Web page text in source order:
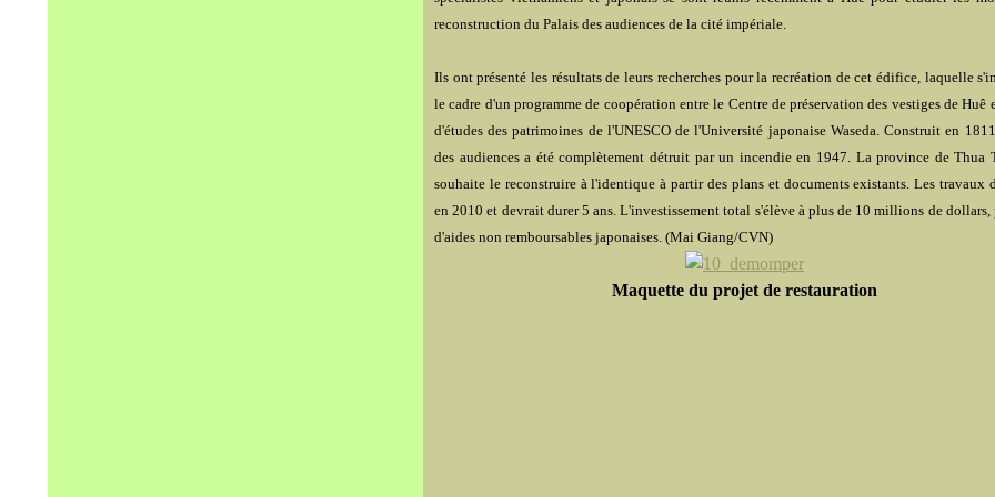
reconstruction du Palais des audiences de la cité impériale.
Ils ont présenté les résultats de leurs recherches pour la recréation de cet édifice, laquelle
le cadre d'un programme de coopération entre le Centre de préservation des vestiges de Huê
d'études des patrimoines de l'UNESCO de l'Université japonaise Waseda. Construit en
des audiences a été complètement détruit par un incendie en 1947. La province de Thua
souhaite le reconstruire à l'identique à partir des plans et documents existants. Les travaux
en 2010 et devrait durer 5 ans. L'investissement total s'élève à plus de 10 millions de dollars,
d'aides non remboursables japonaises. (Mai Giang/CVN)
Maquette du projet de restauration